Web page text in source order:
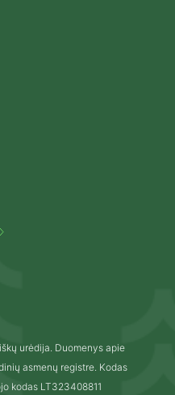
urėdija. Duomenys apie
asmenų registre. Kodas
kodas LT323408811